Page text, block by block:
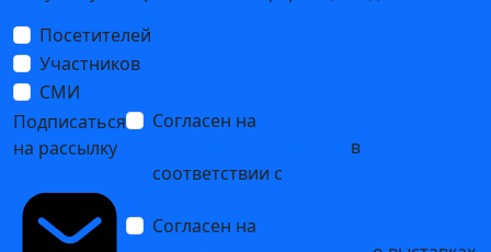
Посетителей
Участников
СМИ
Подписаться
на рассылку
Согласен на
в
соответствии с
Согласен на